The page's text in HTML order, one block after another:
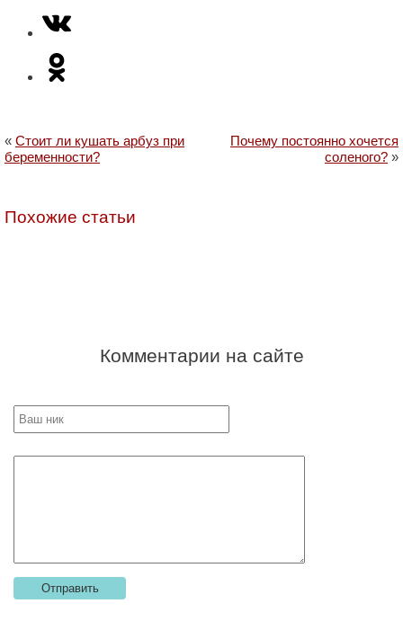
« Стоит ли кушать арбуз при
беременности?
Почему постоянно хочется
соленого? »
Похожие статьи
Комментарии на сайте